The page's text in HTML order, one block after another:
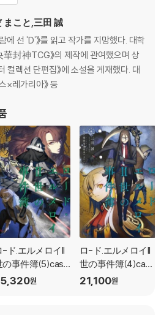
こと,三田 誠
에 선 'D'》를 읽고 작가를 지망했다. 대학
封神TCG》의 제작에 관여했으며 상
컬렉션 단편집》에 소설을 게재했다. 대
×레가리아》 등
-ド.エルメロイII
の事件簿(5)case.
眼蒐集列車 下
원
ロ-ド.エルメロイII
世の事件簿(4)cas
e.魔眼蒐集列車 上
21,100원